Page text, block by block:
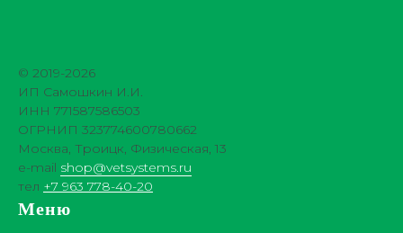
© 2019-2026
ИП Самошкин И.И.
ИНН 771587586503
ОГРНИП 323774600780662
Москва, Троицк, Физическая, 13
e-mail shop@vetsystems.ru
тел +7 963 778-40-20
Меню